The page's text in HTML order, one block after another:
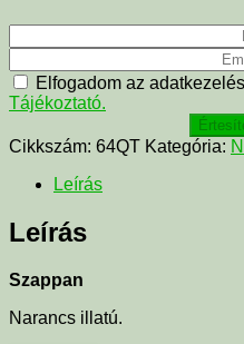
Elfogadom az
Tájékoztató.
Cikkszám: 64QT Kategória:
Leírás
Leírás
Szappan
Narancs illatú.